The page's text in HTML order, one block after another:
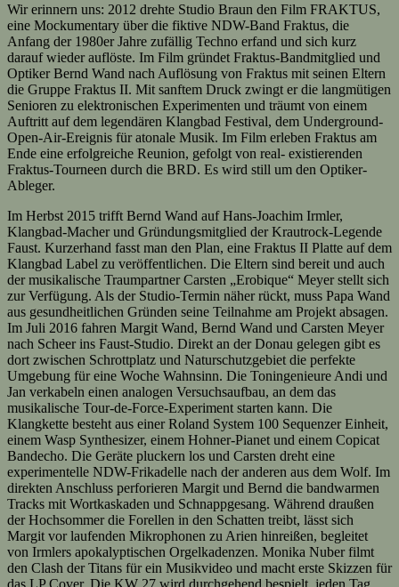
Wir erinnern uns: 2012 drehte Studio Braun den Film FRAKTUS,
eine Mockumentary über die fiktive NDW-Band Fraktus, die
Anfang der 1980er Jahre zufällig Techno erfand und sich kurz
darauf wieder auflöste. Im Film gründet Fraktus-Bandmitglied und
Optiker Bernd Wand nach Auflösung von Fraktus mit seinen Eltern
die Gruppe Fraktus II. Mit sanftem Druck zwingt er die langmütigen
Senioren zu elektronischen Experimenten und träumt von einem
Auftritt auf dem legendären Klangbad Festival, dem Underground-
Open-Air-Ereignis für atonale Musik. Im Film erleben Fraktus am
Ende eine erfolgreiche Reunion, gefolgt von real- existierenden
Fraktus-Tourneen durch die BRD. Es wird still um den Optiker-
Ableger.
Im Herbst 2015 trifft Bernd Wand auf Hans-Joachim Irmler,
Klangbad-Macher und Gründungsmitglied der Krautrock-Legende
Faust. Kurzerhand fasst man den Plan, eine Fraktus II Platte auf dem
Klangbad Label zu veröffentlichen. Die Eltern sind bereit und auch
der musikalische Traumpartner Carsten „Erobique“ Meyer stellt sich
zur Verfügung. Als der Studio-Termin näher rückt, muss Papa Wand
aus gesundheitlichen Gründen seine Teilnahme am Projekt absagen.
Im Juli 2016 fahren Margit Wand, Bernd Wand und Carsten Meyer
nach Scheer ins Faust-Studio. Direkt an der Donau gelegen gibt es
dort zwischen Schrottplatz und Naturschutzgebiet die perfekte
Umgebung für eine Woche Wahnsinn. Die Toningenieure Andi und
Jan verkabeln einen analogen Versuchsaufbau, an dem das
musikalische Tour-de-Force-Experiment starten kann. Die
Klangkette besteht aus einer Roland System 100 Sequenzer Einheit,
einem Wasp Synthesizer, einem Hohner-Pianet und einem Copicat
Bandecho. Die Geräte pluckern los und Carsten dreht eine
experimentelle NDW-Frikadelle nach der anderen aus dem Wolf. Im
direkten Anschluss perforieren Margit und Bernd die bandwarmen
Tracks mit Wortkaskaden und Schnappgesang. Während draußen
der Hochsommer die Forellen in den Schatten treibt, lässt sich
Margit vor laufenden Mikrophonen zu Arien hinreißen, begleitet
von Irmlers apokalyptischen Orgelkadenzen. Monika Nuber filmt
den Clash der Titans für ein Musikvideo und macht erste Skizzen für
das LP Cover. Die KW 27 wird durchgehend bespielt, jeden Tag